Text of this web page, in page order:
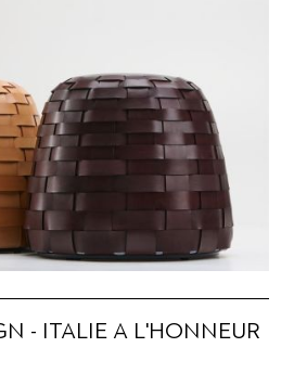
- ITALIE A L'HONNEUR